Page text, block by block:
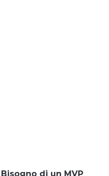
di un MVP